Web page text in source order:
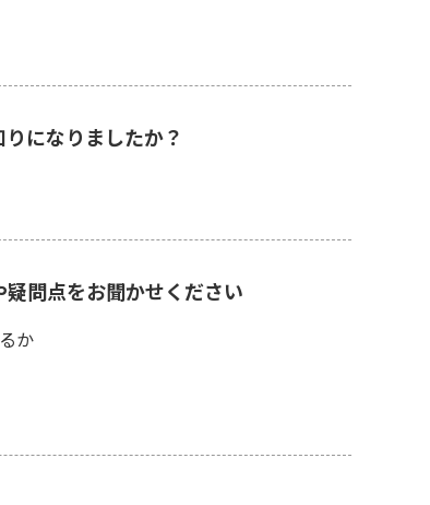
になりましたか？
問点をお聞かせください
か